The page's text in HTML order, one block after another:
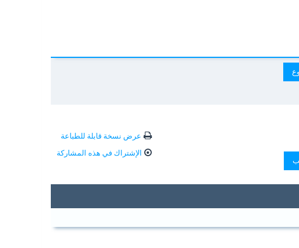
عرض نسخة قابلة للطباعة
الإشتراك في هذه المشاركة